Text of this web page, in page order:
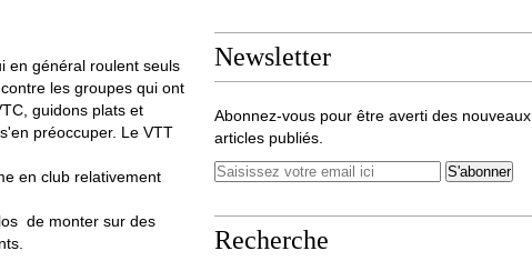
en général roulent seuls
les groupes qui ont
guidons plats et
préoccuper. Le VTT
en club relativement
de monter sur des
Newsletter
Abonnez-vous pour être averti des nouveaux
articles publiés.
Recherche